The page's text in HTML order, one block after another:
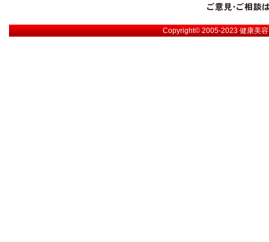
Copyright© 2005-2023健康美